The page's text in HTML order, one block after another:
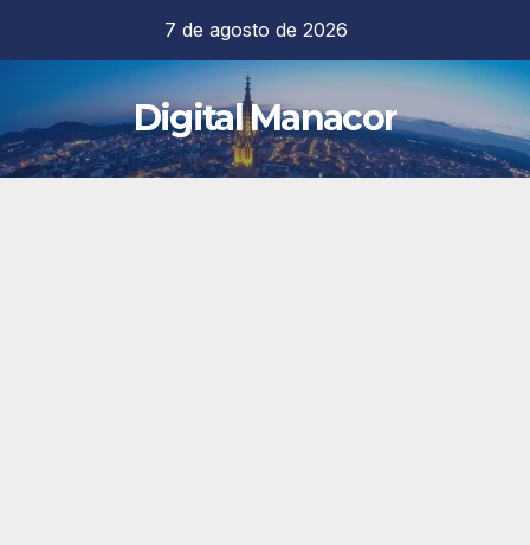
contenido
7 de agosto de 2026
Digital Manacor